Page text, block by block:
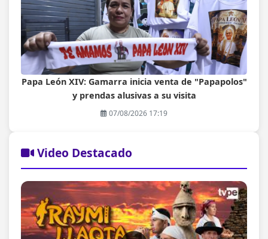
Papa León XIV: Gamarra inicia venta de "Papapolos"
y prendas alusivas a su visita
07/08/2026 17:19
Video Destacado